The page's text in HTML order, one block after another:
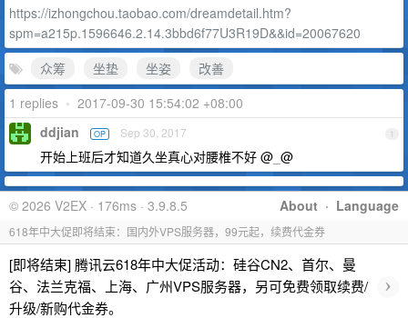
https://izhongchou.taobao.com/dreamdetail.htm?
spm=a215p.1596646.2.14.3bbd6f77U3R19D&&id=20067620
众筹
坐垫 坐姿
改善
1 replies • 2017-09-30 15:54:02 +08:00
1
ddjian OP Sep 30, 2017
开始上班后才知道久坐真心对腰椎不好 @ @
About · Language
© 2026 V2EX · 176ms · 3.9.8.5
618年中大促即将结束：国内外VPS服务器，99元起，续费代金券
[即将结束] 腾讯云618年中大促活动：硅谷CN2、首尔、曼
谷、法兰克福、上海、广州VPS服务器，另可免费领取续费/
升级/新购代金券。
›